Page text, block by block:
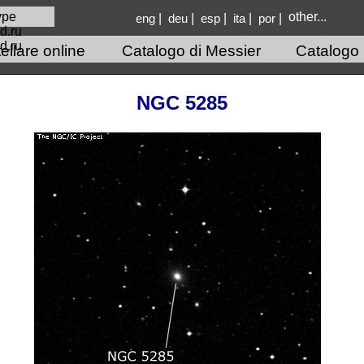
eng deu esp ita por other...
online Catalogo di Messier Catalogo
NGC 5285